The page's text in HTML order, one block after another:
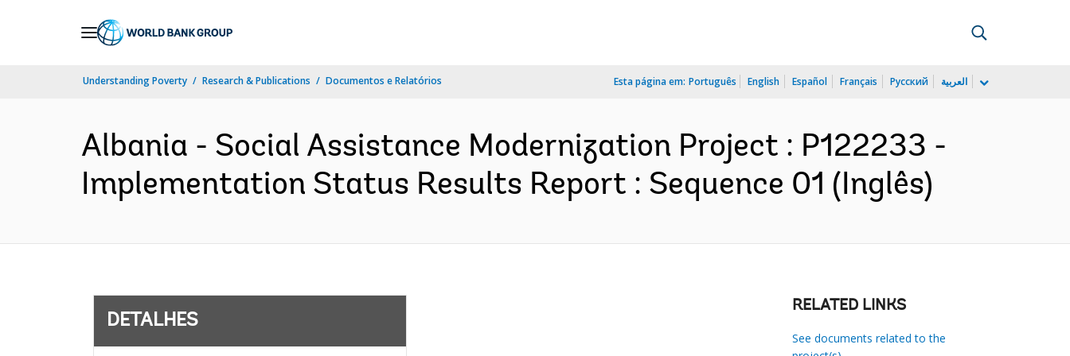
Understanding Poverty Research & Publications Documentos e Relatórios Esta página em: Português English Español Français Русский العربية
Albania - Social Assistance Modernization Project : P122233 -
Implementation Status Results Report : Sequence 01 (Inglês)
DETALHES
RELATED LINKS
See documents related to the